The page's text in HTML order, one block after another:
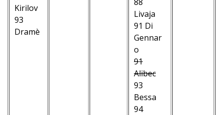
Kirilov
93
Dramè
Livaja
91 Di
Gennar
o
91
Alibec
93
Bessa
94